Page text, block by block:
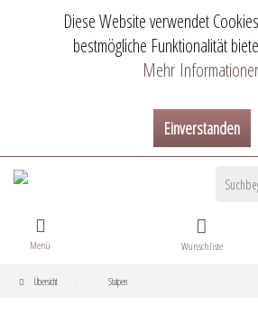
Diese Website verwendet
bestmögliche Funktionalität
Mehr
Einverstanden
Wunschliste
Menü
Übersicht Stulpen